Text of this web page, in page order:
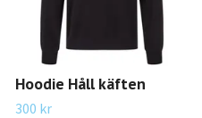
Hoodie Håll käften
300 kr